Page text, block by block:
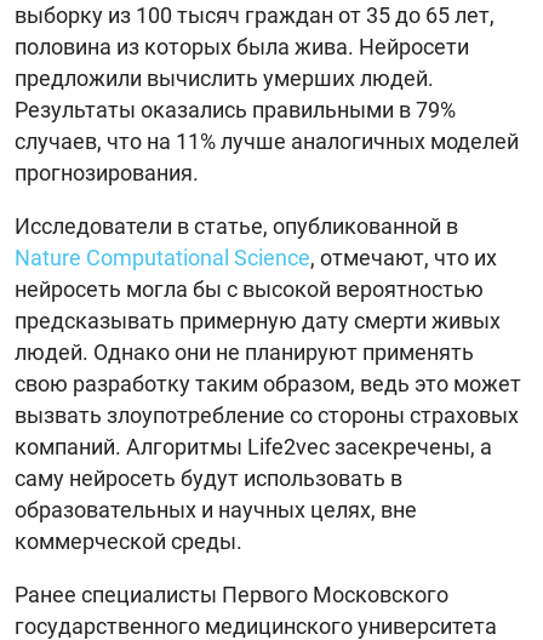
выборку из 100 тысяч граждан от 35 до 65 лет,
половина из которых была жива. Нейросети
предложили вычислить умерших людей.
Результаты оказались правильными в 79%
случаев, что на 11% лучше аналогичных моделей
прогнозирования.
Исследователи в статье, опубликованной в
Nature Computational Science, отмечают, что их
нейросеть могла бы с высокой вероятностью
предсказывать примерную дату смерти живых
людей. Однако они не планируют применять
свою разработку таким образом, ведь это может
вызвать злоупотребление со стороны страховых
компаний. Алгоритмы Life2vec засекречены, а
саму нейросеть будут использовать в
образовательных и научных целях, вне
коммерческой среды.
Ранее специалисты Первого Московского
государственного медицинского университета